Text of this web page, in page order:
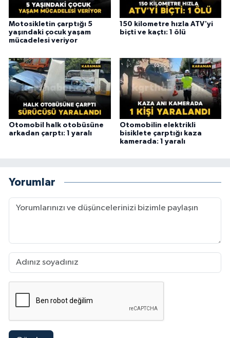
Motosikletin çarptığı 5
yaşındaki çocuk yaşam
mücadelesi veriyor
150 kilometre hızla ATV'yi
biçti ve kaçtı: 1 ölü
Otomobil halk otobüsüne
arkadan çarptı: 1 yaralı
Otomobilin elektrikli
bisiklete çarptığı kaza
kamerada: 1 yaralı
Yorumlar